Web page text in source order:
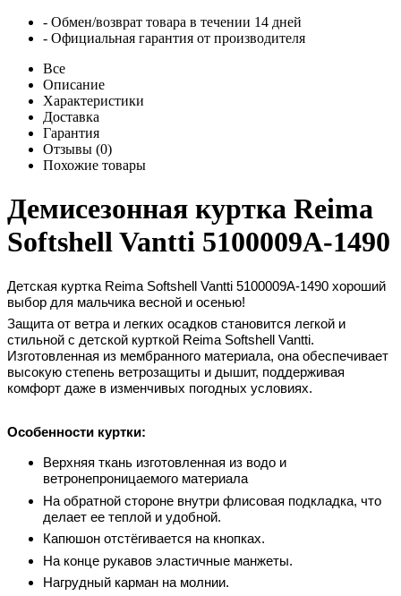
- Обмен/возврат товара в течении 14 дней
- Официальная гарантия от производителя
Все
Описание
Характеристики
Доставка
Гарантия
Отзывы (0)
Похожие товары
Демисезонная куртка Reima
Softshell Vantti 5100009A-1490
Детская куртка Reima Softshell Vantti 5100009A-1490 хороший
выбор для мальчика весной и осенью!
Защита от ветра и легких осадков становится легкой и
стильной с детской курткой Reima Softshell Vantti.
Изготовленная из мембранного материала, она обеспечивает
высокую степень ветрозащиты и дышит, поддерживая
комфорт даже в изменчивых погодных условиях.
Особенности куртки:
Верхняя ткань изготовленная из водо и
ветронепроницаемого материала
На обратной стороне внутри флисовая подкладка, что
делает ее теплой и удобной.
Капюшон отстёгивается на кнопках.
На конце рукавов эластичные манжеты.
Нагрудный карман на молнии.